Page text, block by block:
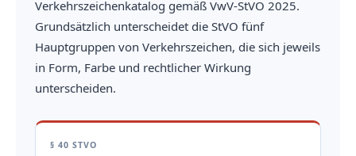
Verkehrszeichenkatalog gemäß VwV-StVO 2025.
Grundsätzlich unterscheidet die StVO fünf
Hauptgruppen von Verkehrszeichen, die sich jeweils
in Form, Farbe und rechtlicher Wirkung
unterscheiden.
§ 40 STVO